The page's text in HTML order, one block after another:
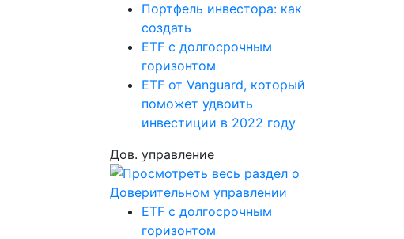
Портфель инвестора: как
создать
ETF с долгосрочным
горизонтом
ETF от Vanguard, который
поможет удвоить
инвестиции в 2022 году
Дов. управление
ETF с долгосрочным
горизонтом